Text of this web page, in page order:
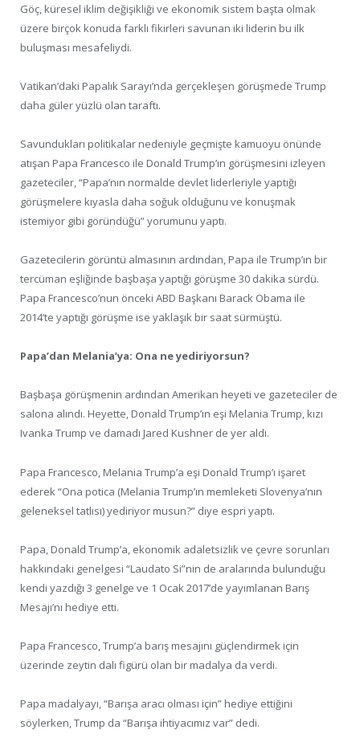
Göç, küresel iklim değişikliği ve ekonomik sistem başta olmak
üzere birçok konuda farklı fikirleri savunan iki liderin bu ilk
buluşması mesafeliydi.
Vatikan’daki Papalık Sarayı’nda gerçekleşen görüşmede Trump
daha güler yüzlü olan taraftı.
Savundukları politikalar nedeniyle geçmişte kamuoyu önünde
atışan Papa Francesco ile Donald Trump’ın görüşmesini izleyen
gazeteciler, “Papa’nın normalde devlet liderleriyle yaptığı
görüşmelere kıyasla daha soğuk olduğunu ve konuşmak
istemiyor gibi göründüğü” yorumunu yaptı.
Gazetecilerin görüntü almasının ardından, Papa ile Trump’ın bir
tercüman eşliğinde başbaşa yaptığı görüşme 30 dakika sürdü.
Papa Francesco’nun önceki ABD Başkanı Barack Obama ile
2014’te yaptığı görüşme ise yaklaşık bir saat sürmüştü.
Papa’dan Melania’ya: Ona ne yediriyorsun?
Başbaşa görüşmenin ardından Amerikan heyeti ve gazeteciler de
salona alındı. Heyette, Donald Trump’ın eşi Melania Trump, kızı
Ivanka Trump ve damadı Jared Kushner de yer aldı.
Papa Francesco, Melania Trump’a eşi Donald Trump’ı işaret
ederek “Ona potica (Melania Trump’ın memleketi Slovenya’nın
geleneksel tatlısı) yediriyor musun?” diye espri yaptı.
Papa, Donald Trump’a, ekonomik adaletsizlik ve çevre sorunları
hakkındaki genelgesi “Laudato Si”nin de aralarında bulunduğu
kendi yazdığı 3 genelge ve 1 Ocak 2017’de yayımlanan Barış
Mesajı’nı hediye etti.
Papa Francesco, Trump’a barış mesajını güçlendirmek için
üzerinde zeytin dalı figürü olan bir madalya da verdi.
Papa madalyayı, “Barışa aracı olması için” hediye ettiğini
söylerken, Trump da “Barışa ihtiyacımız var” dedi.